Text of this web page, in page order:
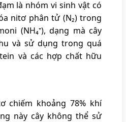
là nhóm vi sinh vật có
nitơ phân tử (N₂) trong
(NH₄⁺), dạng mà cây
và sử dụng trong quá
và các hợp chất hữu
chiếm khoảng 78% khí
này cây không thể sử